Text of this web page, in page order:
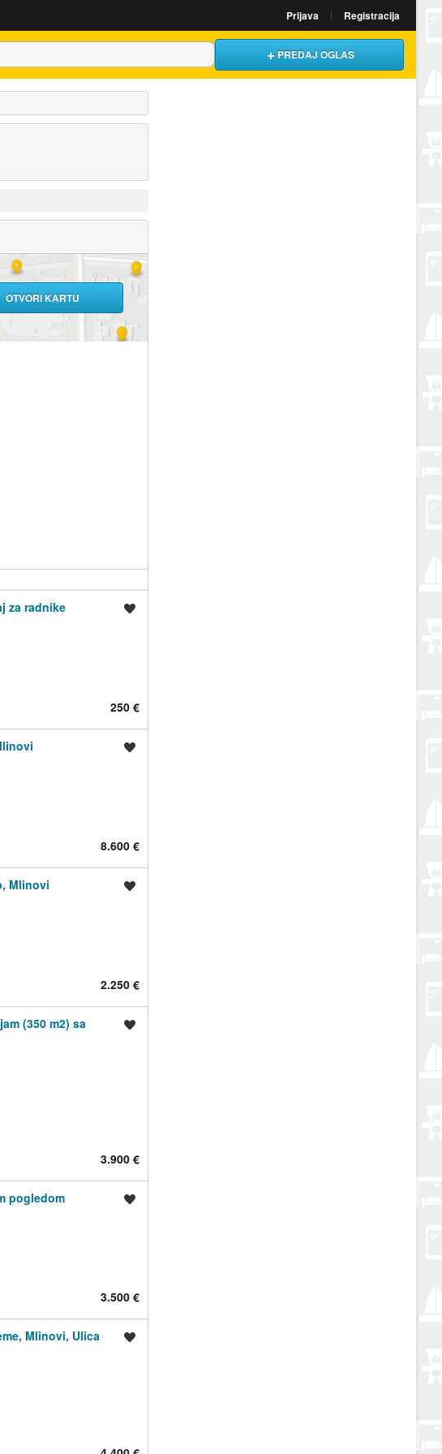
Prijava Registracija
PREDAJ OGLAS
OTVORI KARTU
za radnike
250 €
8.600 €
Mlinovi
2.250 €
(350 m2) sa
3.900 €
pogledom
3.500 €
Mlinovi, Ulica